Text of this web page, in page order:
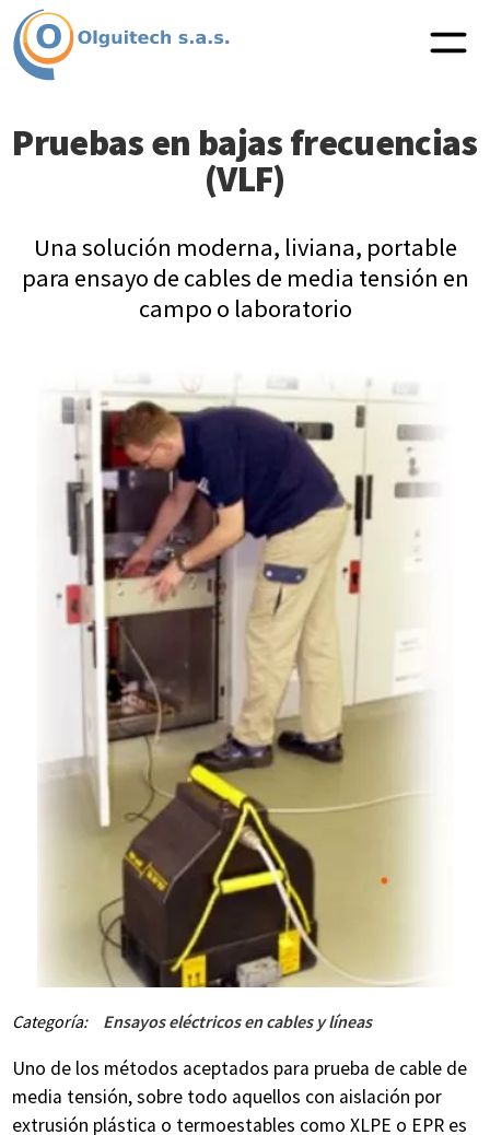
Pruebas en bajas frecuencias
(VLF)
Una solución moderna, liviana, portable
para ensayo de cables de media tensión en
campo o laboratorio
Categoría: Ensayos eléctricos en cables y líneas
Uno de los métodos aceptados para prueba de cable de
media tensión, sobre todo aquellos con aislación por
extrusión plástica o termoestables como XLPE o EPR es